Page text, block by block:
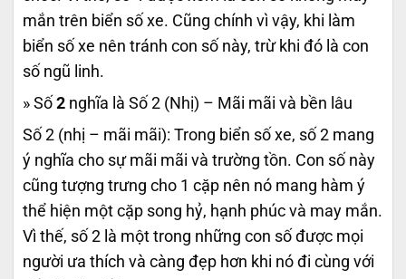
mắn trên biển số xe. Cũng chính vì vậy, khi làm
biển số xe nên tránh con số này, trừ khi đó là con
số ngũ linh.
» Số 2 nghĩa là Số 2 (Nhị) – Mãi mãi và bền lâu
Số 2 (nhị – mãi mãi): Trong biển số xe, số 2 mang
ý nghĩa cho sự mãi mãi và trường tồn. Con số này
cũng tượng trưng cho 1 cặp nên nó mang hàm ý
thể hiện một cặp song hỷ, hạnh phúc và may mắn.
Vì thế, số 2 là một trong những con số được mọi
người ưa thích và càng đẹp hơn khi nó đi cùng với